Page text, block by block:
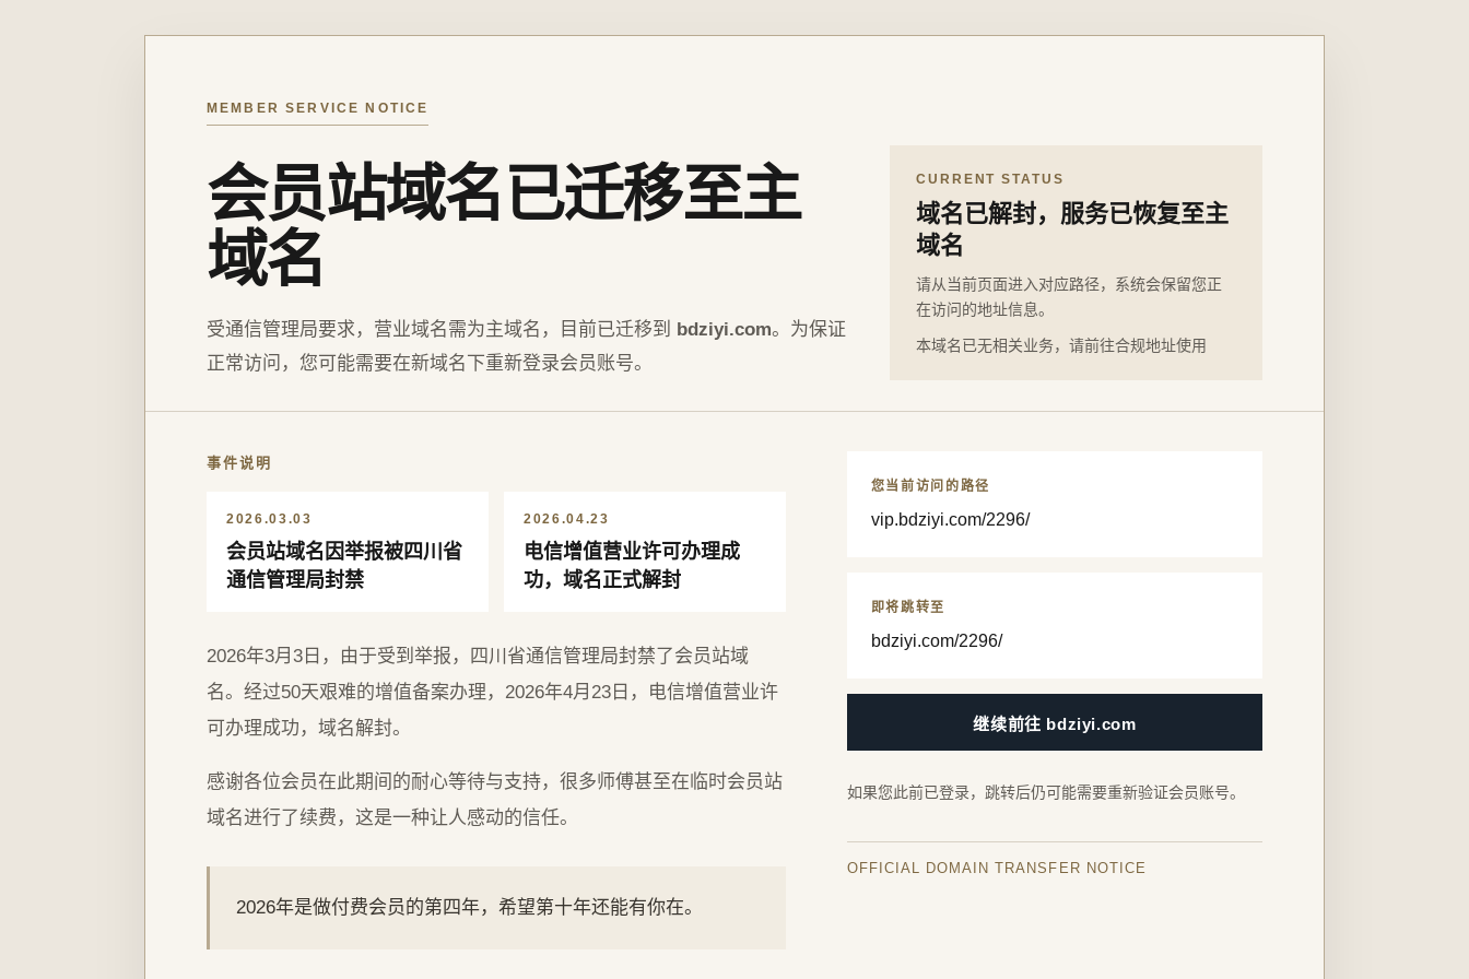
MEMBER SERVICE NOTICE
会员站域名已迁移至主
域名
受通信管理局要求，营业域名需为主域名，目前已迁移到 bdziyi.com。为保证
正常访问，您可能需要在新域名下重新登录会员账号。
CURRENT STATUS
域名已解封，服务已恢复至主
域名
请从当前页面进入对应路径，系统会保留您正
在访问的地址信息。
本域名已无相关业务，请前往合规地址使用
事件说明
2026.03.03
会员站域名因举报被四川省
通信管理局封禁
2026.04.23
电信增值营业许可办理成
功，域名正式解封
2026年3月3日，由于受到举报，四川省通信管理局封禁了会员站域
名。经过50天艰难的增值备案办理，2026年4月23日，电信增值营业许
可办理成功，域名解封。
感谢各位会员在此期间的耐心等待与支持，很多师傅甚至在临时会员站
域名进行了续费，这是一种让人感动的信任。
2026年是做付费会员的第四年，希望第十年还能有你在。
您当前访问的路径
vip.bdziyi.com/2296/
即将跳转至
bdziyi.com/2296/
继续前往 bdziyi.com
如果您此前已登录，跳转后仍可能需要重新验证会员账号。
OFFICIAL DOMAIN TRANSFER NOTICE